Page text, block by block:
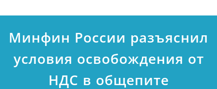
навигацию
Минфин России разъяснил
условия освобождения от
НДС в общепите